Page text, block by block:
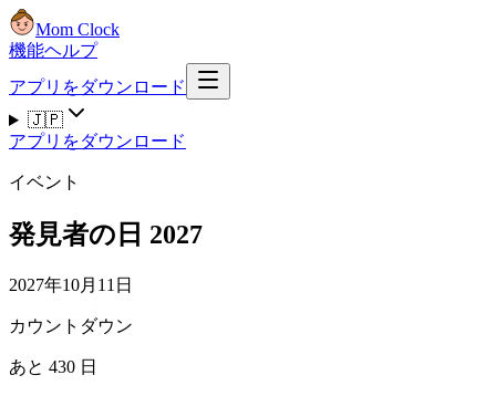
Mom Clock
機能ヘルプ
アプリをダウンロード
🇯🇵
アプリをダウンロード
イベント
発見者の日 2027
2027年10月11日
カウントダウン
あと 430 日